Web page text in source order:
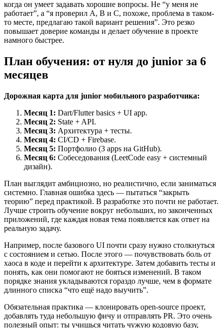
когда он умеет задавать хорошие вопросы. Не “у меня не
работает”, а “я проверил A, B и C, похоже, проблема в таком-
то месте, предлагаю такой вариант решения”. Это резко
повышает доверие команды и делает обучение в проекте
намного быстрее.
План обучения: от нуля до junior за 6
месяцев
Дорожная карта для junior мобильного разработчика:
Месяц 1: Dart/Flutter basics + UI app.
Месяц 2: State + API.
Месяц 3: Архитектура + тесты.
Месяц 4: CI/CD + Firebase.
Месяц 5: Портфолио (3 apps на GitHub).
Месяц 6: Собеседования (LeetCode easy + системный
дизайн).
План выглядит амбициозно, но реалистично, если заниматься
системно. Главная ошибка здесь — пытаться “закрыть
теорию” перед практикой. В разработке это почти не работает.
Лучше строить обучение вокруг небольших, но законченных
приложений, где каждая новая тема появляется как ответ на
реальную задачу.
Например, после базового UI почти сразу нужно столкнуться
с состоянием и сетью. После этого — почувствовать боль от
хаоса в коде и перейти к архитектуре. Затем добавить тесты и
понять, как они помогают не бояться изменений. В таком
порядке знания укладываются гораздо лучше, чем в формате
длинного списка “что ещё надо выучить”.
Обязательная практика — клонировать open-source проект,
добавлять туда небольшую фичу и отправлять PR. Это очень
полезный опыт: ты учишься читать чужую кодовую базу,